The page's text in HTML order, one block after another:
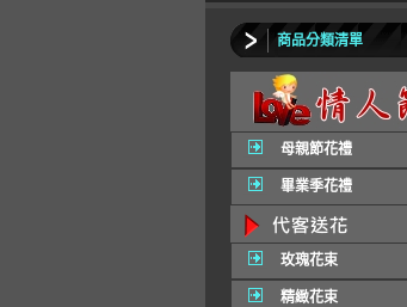
商品分類清單
母親節花禮
畢業季花禮
玫瑰花束
精緻花束